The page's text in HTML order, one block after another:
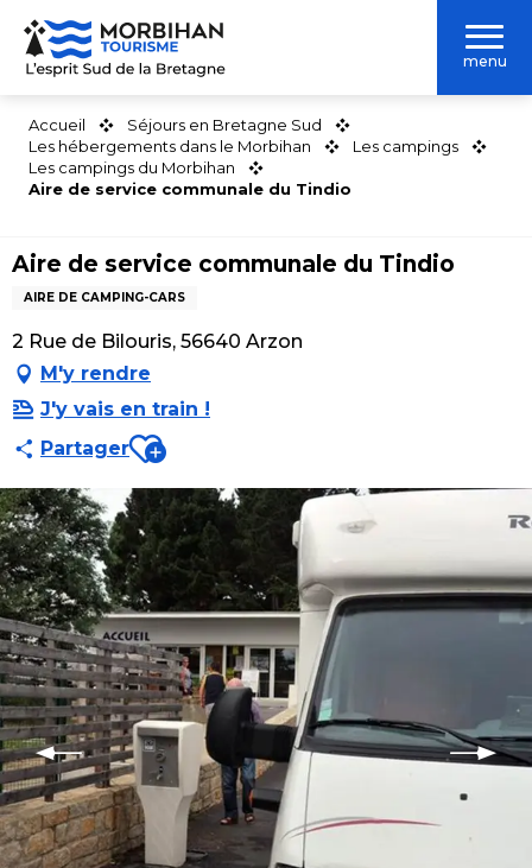
Aller
contenu
menu
Accueil
Séjours en Bretagne Sud
Les hébergements dans le Morbihan
Les campings
Les campings du Morbihan
Aire de service communale du Tindio
Aire de service communale du Tindio
AIRE DE CAMPING-CARS
2 Rue de Bilouris, 56640 Arzon
M'y rendre
J'y vais en train !
PartagerAjouter aux favoris